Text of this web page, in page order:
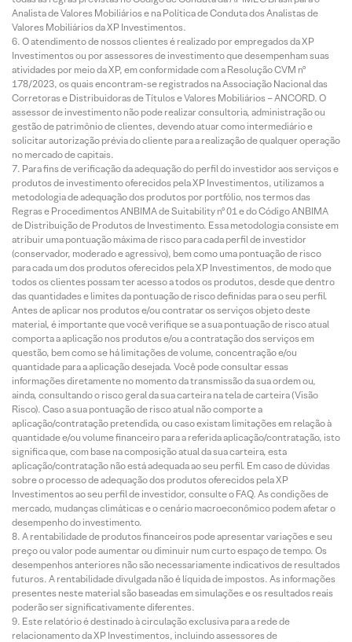
Analista de Valores Mobiliários e na Política de Conduta dos Analistas de
Valores Mobiliários da XP Investimentos.
O atendimento de nossos clientes é realizado por empregados da XP
Investimentos ou por assessores de investimento que desempenham suas
atividades por meio da XP, em conformidade com a Resolução CVM nº
178/2023, os quais encontram-se registrados na Associação Nacional das
Corretoras e Distribuidoras de Títulos e Valores Mobiliários – ANCORD. O
assessor de investimento não pode realizar consultoria, administração ou
gestão de patrimônio de clientes, devendo atuar como intermediário e
solicitar autorização prévia do cliente para a realização de qualquer operação
no mercado de capitais.
Para fins de verificação da adequação do perfil do investidor aos serviços e
produtos de investimento oferecidos pela XP Investimentos, utilizamos a
metodologia de adequação dos produtos por portfólio, nos termos das
Regras e Procedimentos ANBIMA de Suitability nº 01 e do Código ANBIMA
de Distribuição de Produtos de Investimento. Essa metodologia consiste em
atribuir uma pontuação máxima de risco para cada perfil de investidor
(conservador, moderado e agressivo), bem como uma pontuação de risco
para cada um dos produtos oferecidos pela XP Investimentos, de modo que
todos os clientes possam ter acesso a todos os produtos, desde que dentro
das quantidades e limites da pontuação de risco definidas para o seu perfil.
Antes de aplicar nos produtos e/ou contratar os serviços objeto deste
material, é importante que você verifique se a sua pontuação de risco atual
comporta a aplicação nos produtos e/ou a contratação dos serviços em
questão, bem como se há limitações de volume, concentração e/ou
quantidade para a aplicação desejada. Você pode consultar essas
informações diretamente no momento da transmissão da sua ordem ou,
ainda, consultando o risco geral da sua carteira na tela de carteira (Visão
Risco). Caso a sua pontuação de risco atual não comporte a
aplicação/contratação pretendida, ou caso existam limitações em relação à
quantidade e/ou volume financeiro para a referida aplicação/contratação, isto
significa que, com base na composição atual da sua carteira, esta
aplicação/contratação não está adequada ao seu perfil. Em caso de dúvidas
sobre o processo de adequação dos produtos oferecidos pela XP
Investimentos ao seu perfil de investidor, consulte o FAQ. As condições de
mercado, mudanças climáticas e o cenário macroeconômico podem afetar o
desempenho do investimento.
A rentabilidade de produtos financeiros pode apresentar variações e seu
preço ou valor pode aumentar ou diminuir num curto espaço de tempo. Os
desempenhos anteriores não são necessariamente indicativos de resultados
futuros. A rentabilidade divulgada não é líquida de impostos. As informações
presentes neste material são baseadas em simulações e os resultados reais
poderão ser significativamente diferentes.
Este relatório é destinado à circulação exclusiva para a rede de
relacionamento da XP Investimentos, incluindo assessores de